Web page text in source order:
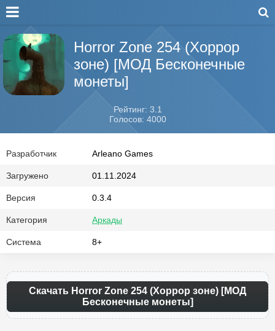
Horror Zone 254 (Хоррор
зоне) [МОД Бесконечные
монеты]
Рейтинг: 3.1
Голосов: 4000
Разработчик Arleano Games
Загружено 01.11.2024
Версия 0.3.4
Категория Аркады
Система 8+
Скачать Horror Zone 254 (Хоррор зоне) [МОД
Бесконечные монеты]